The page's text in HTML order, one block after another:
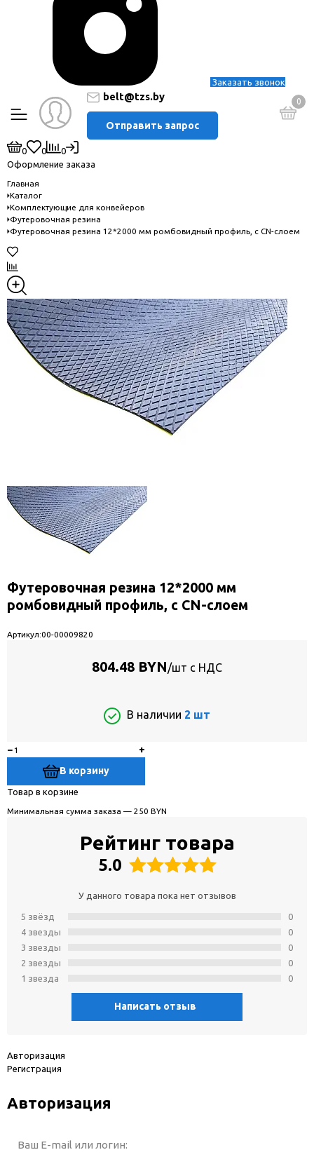
Заказать звонок
belt@tzs.by
Отправить запрос
0
0 0
0
Оформление заказа
Главная
Каталог
Комплектующие для конвейеров
Футеровочная резина
Футеровочная резина 12*2000 мм ромбовидный профиль, с CN-слоем
Футеровочная резина 12*2000 мм
ромбовидный профиль, с CN-слоем
Артикул:00-00009820
804.48 BYN/шт с НДС
В наличии 2 шт
−
+
В корзину
Товар в корзине
Минимальная сумма заказа — 250 BYN
Рейтинг товара
5.0
У данного товара пока нет отзывов
5 звёзд
4 звeзды
3 звeзды
2 звeзды
1 звeзда
0
0
0
0
0
Написать отзыв
Авторизация
Регистрация
Авторизация
Ваш E-mail или логин: